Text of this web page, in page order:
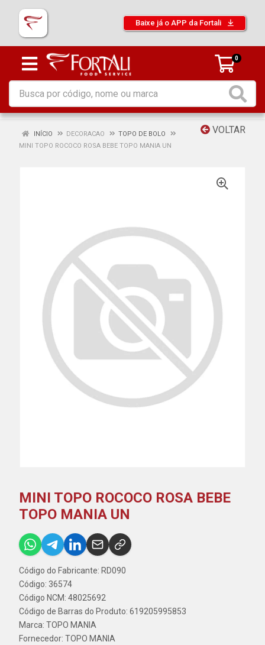
Baixe já o APP da Fortali
0
VOLTAR
INÍCIO DECORACAO
TOPO DE BOLO
MINI TOPO ROCOCO ROSA BEBE TOPO MANIA UN
MINI TOPO ROCOCO ROSA BEBE
TOPO MANIA UN
Código do Fabricante: RD090
Código: 36574
Código NCM: 48025692
Código de Barras do Produto: 619205995853
Marca: TOPO MANIA
Fornecedor: TOPO MANIA